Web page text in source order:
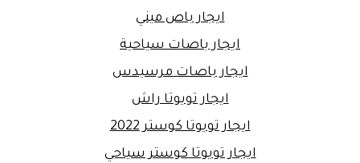
ايجار باص ميني
ايجار باصات سياحية
ايجار باصات مرسيدس
ايجار تويوتا راش
ايجار تويوتا كوستر 2022
ايجار تويوتا كوستر سياحي